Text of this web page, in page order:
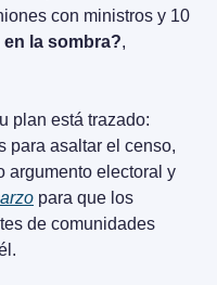
con ministros y 10
la sombra?,
plan está trazado:
para asaltar el censo,
argumento electoral y
para que los
de comunidades